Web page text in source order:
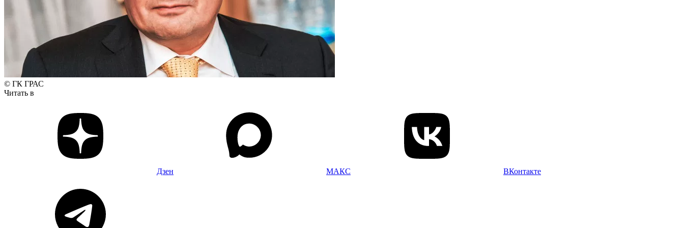
© ГК ГРАС
Читать в
Дзен МАКС ВКонтакте